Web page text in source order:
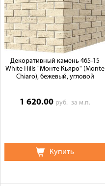
Декоративный камень 465-15
White Hills "Монте Кьяро" (Monte
Chiaro), бежевый, угловой
1 620.00 руб.за м.п.
Купить